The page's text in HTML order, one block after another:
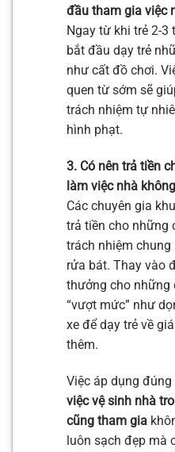
đầu tham gia việc
Ngay từ khi trẻ 2-3
bắt đầu dạy trẻ
như cất đồ chơi.
quen từ sớm sẽ
trách nhiệm tự
hình phạt.
3. Có nên trả tiền
làm việc nhà
Các chuyên gia
trả tiền cho những
trách nhiệm
rửa bát. Thay vào
thưởng cho những
“vượt mức” như
xe để dạy trẻ về
thêm.
Việc áp dụng đúng
việc vệ sinh nhà
cũng tham gia
luôn sạch đẹp mà